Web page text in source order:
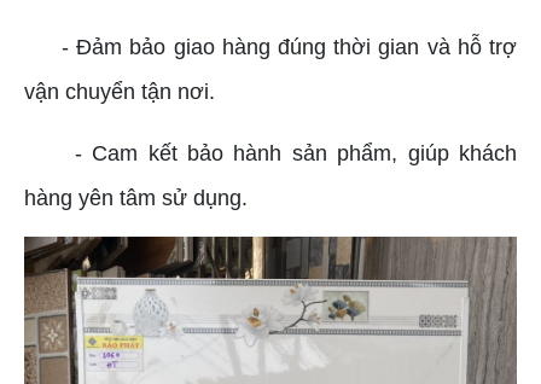
- Đảm bảo giao hàng đúng thời gian và hỗ trợ
vận chuyển tận nơi.
- Cam kết bảo hành sản phẩm, giúp khách
hàng yên tâm sử dụng.